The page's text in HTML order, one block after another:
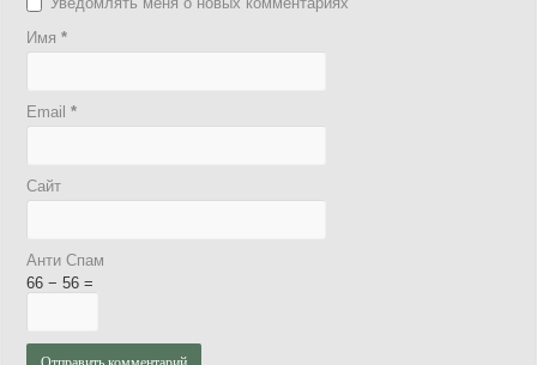
Имя*
Email*
Сайт
Анти Спам
66 − 56 =